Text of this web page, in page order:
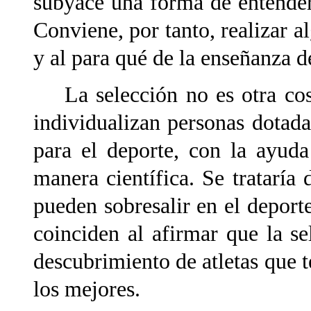
Conviene, por tanto, realizar
y al para qué de la enseñanza
La selección no es otra
individualizan personas
para el deporte, con la
manera científica. Se trataría
pueden sobresalir en el
coinciden al afirmar que la
descubrimiento de atletas
los mejores.